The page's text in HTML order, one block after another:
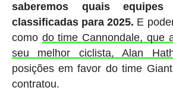
saberemos quais
classificadas para 2025. E
como do time Cannondale, que
seu melhor ciclista, Alan
posições em favor do time
contratou.